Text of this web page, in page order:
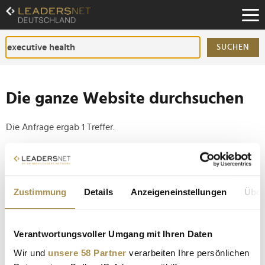
Zustimmung Details Anzeigeneinstellungen
Verantwortungsvoller Umgang mit Ihren Daten
Wir und unsere 58 Partner verarbeiten Ihre persönlichen
Zum
Inhalt
Zur
Fußzeilen-
Navigation
SUCHEN
Die ganze Website durchsuchen
Die Anfrage ergab 1 Treffer.
Tipp
Setzen Sie die gesuchten Wörter zwischen
Anführungszeichen: zb "Vorname Nachname".
Warum moderne Regeneration im Profisport zum
Wettbewerbsfaktor bei der WM wird